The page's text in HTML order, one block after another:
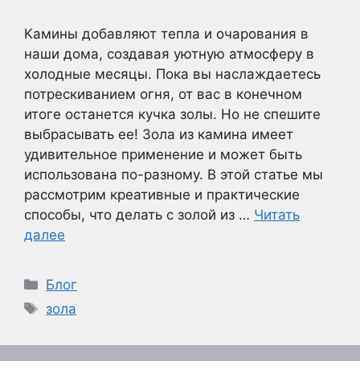
Камины добавляют тепла и очарования в
наши дома, создавая уютную атмосферу в
холодные месяцы. Пока вы наслаждаетесь
потрескиванием огня, от вас в конечном
итоге останется кучка золы. Но не спешите
выбрасывать ее! Зола из камина имеет
удивительное применение и может быть
использована по-разному. В этой статье мы
рассмотрим креативные и практические
способы, что делать с золой из … Читать
далее
Рубрики
Блог
Метки
зола